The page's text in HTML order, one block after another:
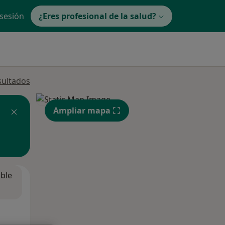
¿Eres profesional de la salud?
Ampliar mapa